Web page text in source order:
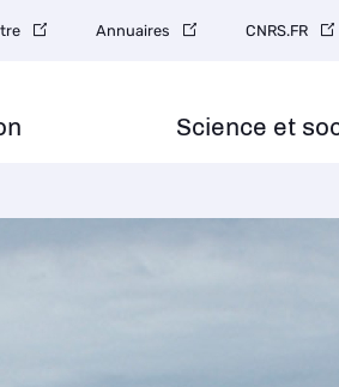
Science et
Annuaires CNRS.FR